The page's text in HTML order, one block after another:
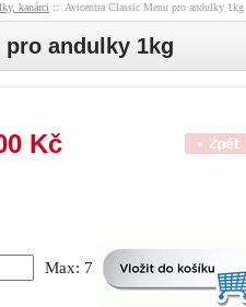
kanárci :: Avicentra Classic Menu pro andulky 1kg
andulky 1kg
Kč
Max: 7